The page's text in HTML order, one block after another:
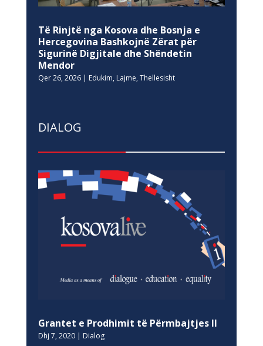
Të Rinjtë nga Kosova dhe Bosnja e
Hercegovina Bashkojnë Zërat për
Sigurinë Digjitale dhe Shëndetin
Mendor
Qer 26, 2026| Edukim, Lajme, Thellesisht
DIALOG
Grantet e Prodhimit të Përmbajtjes II
Dhj 7, 2020| Dialog